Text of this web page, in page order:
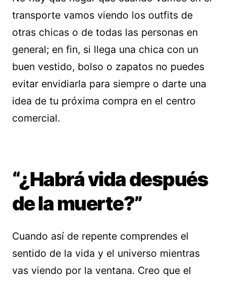
transporte vamos viendo los outfits de
otras chicas o de todas las personas en
general; en fin, si llega una chica con un
buen vestido, bolso o zapatos no puedes
evitar envidiarla para siempre o darte una
idea de tu próxima compra en el centro
comercial.
“¿Habrá vida después
de la muerte?”
Cuando así de repente comprendes el
sentido de la vida y el universo mientras
vas viendo por la ventana. Creo que el